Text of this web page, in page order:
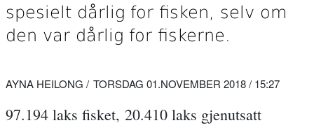
spesielt dårlig for fisken, selv om
den var dårlig for fiskerne.
AYNA HEILONG TORSDAG 01.NOVEMBER 2018 / 15:27
97.194 laks fisket, 20.410 laks gjenutsatt